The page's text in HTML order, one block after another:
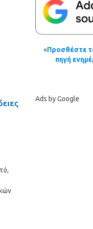
«Προσθέστε
πηγή
Ads by Google